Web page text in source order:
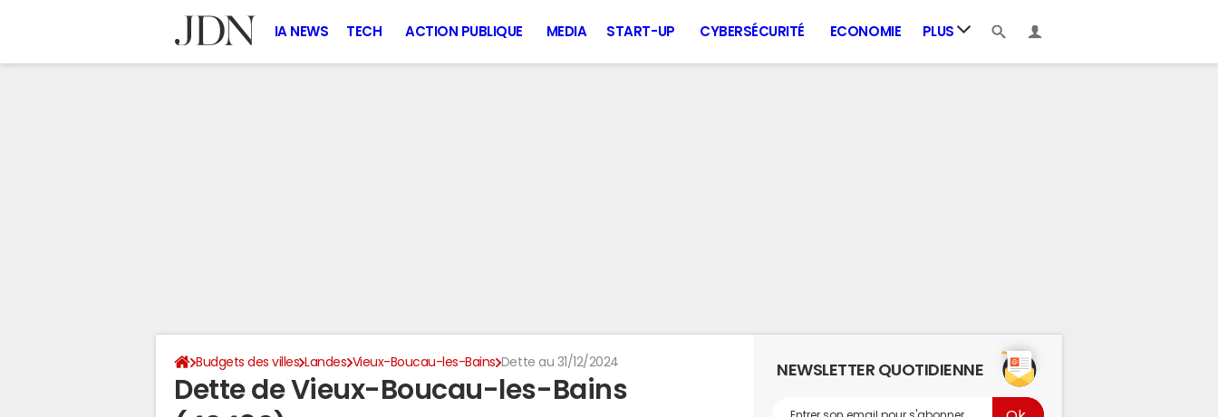
IA NEWS TECH ACTION PUBLIQUE MEDIA START-UP CYBERSÉCURITÉ ECONOMIE PLUS
Budgets des villes Landes Vieux-Boucau-les-Bains Dette au 31/12/2024
Dette de Vieux-Boucau-les-Bains
NEWSLETTER QUOTIDIENNE